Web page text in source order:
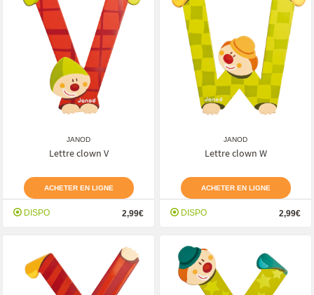
JANOD
Lettre clown V
ACHETER EN LIGNE
DISPO 2,99€
JANOD
Lettre clown W
ACHETER EN LIGNE
DISPO 2,99€